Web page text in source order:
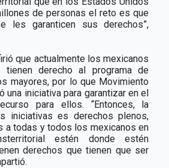
de personas el reto es que
les garanticen sus derechos”,
que actualmente los mexicanos
derecho al programa de
mayores, por lo que Movimiento
una iniciativa para garantizar en el
para ellos. “Entonces, la
iniciativas es derechos plenos,
a todas y todos los mexicanos en
estén donde estén
derechos que tienen que ser